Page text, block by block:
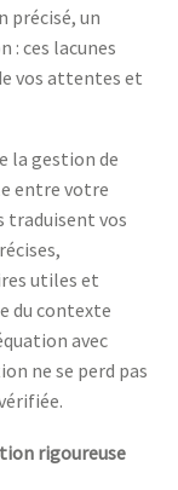
précisé, un
: ces lacunes
vos attentes et
la gestion de
entre votre
traduisent vos
utiles et
du contexte
avec
ne se perd pas
rigoureuse